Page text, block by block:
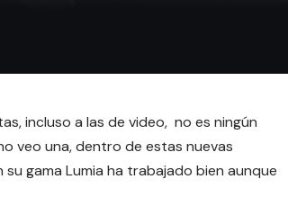
incluso a las de video, no es ningún
veo una, dentro de estas nuevas
gama Lumia ha trabajado bien aunque